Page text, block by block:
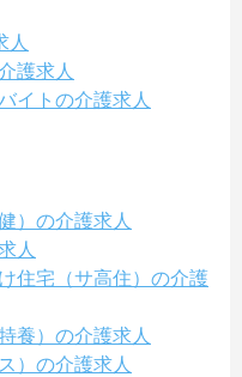
人
護求人
イトの介護求人
）の介護求人
人
住宅（サ高住）の介護
養）の介護求人
）の介護求人